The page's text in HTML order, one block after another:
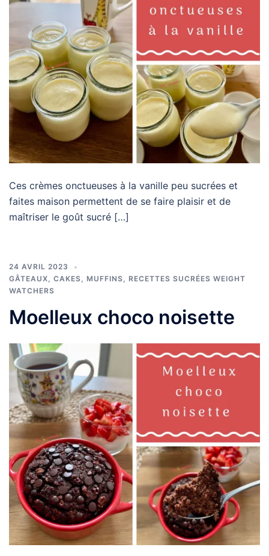
Ces crèmes onctueuses à la vanille peu sucrées et
faites maison permettent de se faire plaisir et de
maîtriser le goût sucré […]
24 AVRIL 2023
GÂTEAUX, CAKES, MUFFINS, RECETTES SUCRÉES WEIGHT
WATCHERS
Moelleux choco noisette